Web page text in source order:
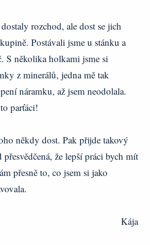
rozchod, ale dost se jich
Postávali jsme u stánku a
S několika holkami jsme si
z minerálů, jedna mě tak
náramku, až jsem neodolala.
parťáci!
někdy dost. Pak přijde takový
přesvědčená, že lepší práci bych mít
přesně to, co jsem si jako
Kája